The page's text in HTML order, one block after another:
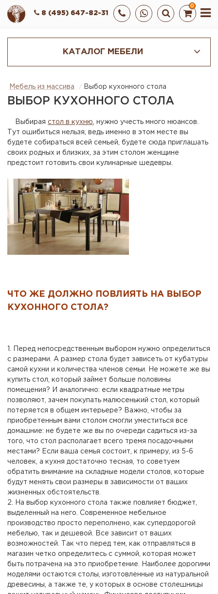
0
8 (495) 647-82-31
КАТАЛОГ МЕБЕЛИ
Мебель из массива Выбор кухонного стола
ВЫБОР КУХОННОГО СТОЛА
Выбирая стол в кухню , нужно учесть много нюансов.
Тут ошибиться нельзя, ведь именно в этом месте вы
будете собираться всей семьей, будете сюда приглашать
своих родных и близких, за этим столом женщине
предстоит готовить свои кулинарные шедевры.
ЧТО ЖЕ ДОЛЖНО ПОВЛИЯТЬ НА ВЫБОР
КУХОННОГО СТОЛА?
1. Перед непосредственным выбором нужно определиться
с размерами. А размер стола будет зависеть от кубатуры
самой кухни и количества членов семьи. Не можете же вы
купить стол, который займет больше половины
помещения? И аналогично: если квадратные метры
позволяют, зачем покупать малюсенький стол, который
потеряется в общем интерьере? Важно, чтобы за
приобретенным вами столом смогли уместиться все
домашние: не будете же вы по очереди садиться из-за
того, что стол располагает всего тремя посадочными
местами? Если ваша семья состоит, к примеру, из 5-6
человек, а кухня достаточно тесная, то советуем
обратить внимание на складные модели столов, которые
будут менять свои размеры в зависимости от ваших
жизненных обстоятельств.
2. На выбор кухонного стола также повлияет бюджет,
выделенный на него. Современное мебельное
производство просто переполнено, как супердорогой
мебелью, так и дешевой. Все зависит от ваших
возможностей. Так что перед тем, как отправляться в
магазин четко определитесь с суммой, которая может
быть потрачена на это приобретение. Наиболее дорогими
моделями остаются столы, изготовленные из натуральной
древесины, а также те, у которых в основе столешницы